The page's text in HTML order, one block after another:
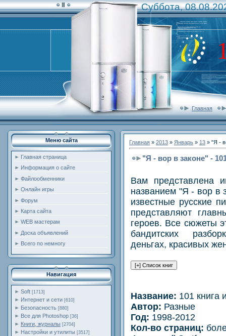
Суббота,
Главная
Меню сайта
Главная страница
Информация о сайте
Файлообменники
Онлайн игры
Форум
Карта сайта
WEB мастерам
Доска объявлений
Всего по немногу
Навигация
Soft [1713]
Интернет и сети [610]
Безопасность [880]
Все для Photoshop [36]
Книги, журналы [2704]
Настройки и утилиты [3517]
Главная » 2013 » Январь » 13 » "Я -
"Я - вор в законе" -
Вам представлена
названием "Я - вор в
известные русские
представляют
героев. Все сюжеты
бандитских
деньгах, красивых
Название: 101 книга
Автор: Разные
Год: 1998-2012
Кол-во страниц: